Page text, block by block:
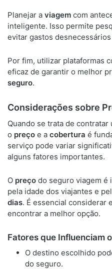
Planejar a viagem com
inteligente. Isso permite
evitar gastos
Por fim, utilizar plataformas
eficaz de garantir o melhor
seguro.
Considerações sobre
Quando se trata de contratar
o preço e a cobertura é
serviço pode variar
alguns fatores importantes.
O preço do seguro viagem é
pela idade dos viajantes e
dias. É essencial considerar
encontrar a melhor opção.
Fatores que Influenciam
O destino escolhido
do seguro.